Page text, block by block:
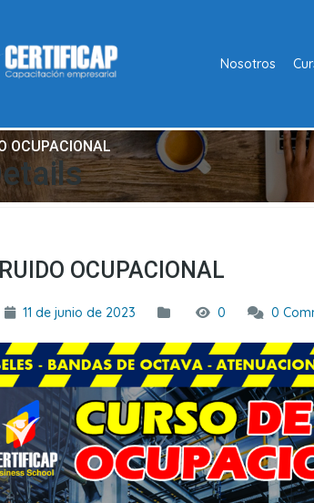
Nosotros
OCUPACIONAL
OCUPACIONAL
11 de junio de 2023 0 0